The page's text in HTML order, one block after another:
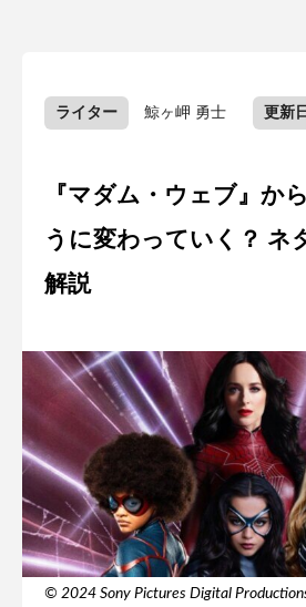
ライター 鯨ヶ岬 勇士 更新日
『マダム・ウェブ』か
うに変わっていく？ ネ
解説
© 2024 Sony Pictures Digital